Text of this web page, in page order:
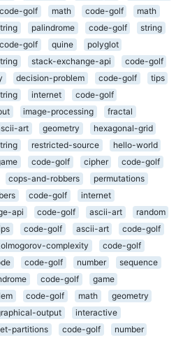
code-golf math code-golf
math
palindrome code-golf
string
code-golf quine
polyglot
stack-exchange-api
code-golf
decision-problem code-golf
tips
internet
code-golf
image-processing
fractal
art geometry
hexagonal-grid
restricted-source
hello-world
code-golf cipher
code-golf
cops-and-robbers
permutations
code-golf
internet
api
code-golf ascii-art
random
code-golf ascii-art
code-golf
complexity
code-golf
code-golf number
sequence
code-golf
game
code-golf math
geometry
output
interactive
partitions code-golf number